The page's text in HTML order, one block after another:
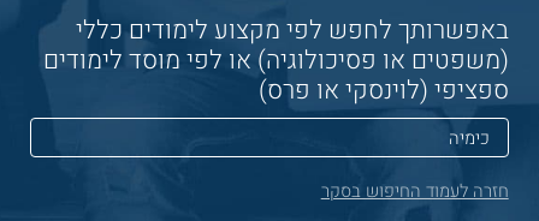
באפשרותך לחפש לפי מקצוע לימודים כללי
(משפטים או פסיכולוגיה) או לפי מוסד לימודים
ספציפי (לוינסקי או פרס)
חזרה לעמוד החיפוש בסקר